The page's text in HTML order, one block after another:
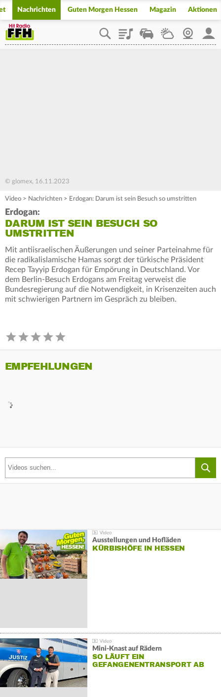
Nachrichten Guten Morgen Hessen Magazin Aktionen
PlaylistStaupilotWetterWebcam
© glomex, 16.11.2023
Video > Nachrichten > Erdogan: Darum ist sein Besuch so umstritten
Erdogan:
DARUM IST SEIN BESUCH SO
UMSTRITTEN
Mit antiisraelischen Äußerungen und seiner Parteinahme für
die radikalislamische Hamas sorgt der türkische Präsident
Recep Tayyip Erdogan für Empörung in Deutschland. Vor
dem Berlin-Besuch Erdogans am Freitag verweist die
Bundesregierung auf die Notwendigkeit, in Krisenzeiten auch
mit schwierigen Partnern im Gespräch zu bleiben.
EMPFEHLUNGEN
Ausstellungen und Hofläden
KÜRBISHÖFE IN HESSEN
Mini-Knast auf Rädern
SO LÄUFT EIN
GEFANGENENTRANSPORT AB